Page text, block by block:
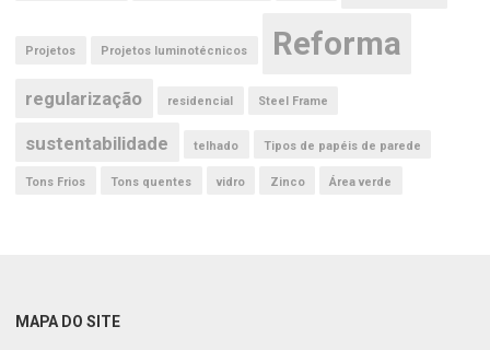
Projetos Projetos luminotécnicos Reforma
regularização residencial Steel Frame
sustentabilidade telhado Tipos de papéis de parede
Tons Frios Tons quentes vidro Zinco Área verde
MAPA DO SITE